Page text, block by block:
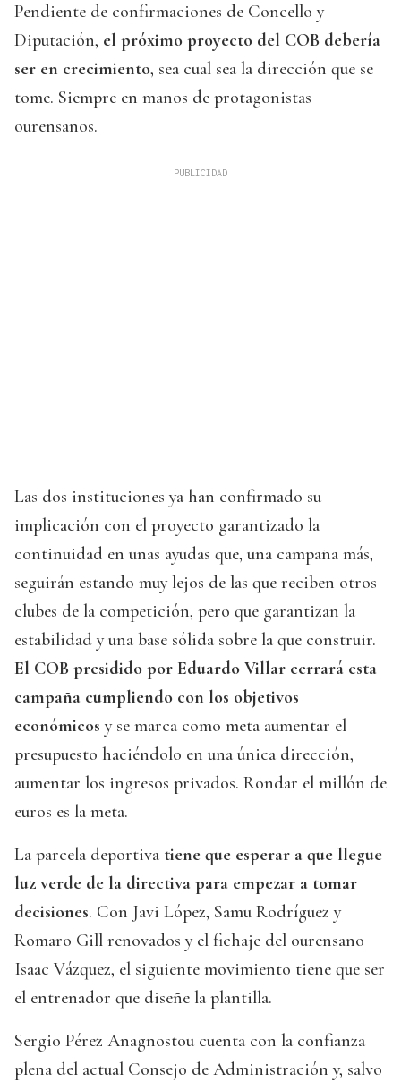
Pendiente de confirmaciones de Concello y
Diputación, el próximo proyecto del COB debería
ser en crecimiento, sea cual sea la dirección que se
tome. Siempre en manos de protagonistas
ourensanos.
Las dos instituciones ya han confirmado su
implicación con el proyecto garantizado la
continuidad en unas ayudas que, una campaña más,
seguirán estando muy lejos de las que reciben otros
clubes de la competición, pero que garantizan la
estabilidad y una base sólida sobre la que construir.
El COB presidido por Eduardo Villar cerrará esta
campaña cumpliendo con los objetivos
económicos y se marca como meta aumentar el
presupuesto haciéndolo en una única dirección,
aumentar los ingresos privados. Rondar el millón de
euros es la meta.
La parcela deportiva tiene que esperar a que llegue
luz verde de la directiva para empezar a tomar
decisiones. Con Javi López, Samu Rodríguez y
Romaro Gill renovados y el fichaje del ourensano
Isaac Vázquez, el siguiente movimiento tiene que ser
el entrenador que diseñe la plantilla.
Sergio Pérez Anagnostou cuenta con la confianza
plena del actual Consejo de Administración y, salvo